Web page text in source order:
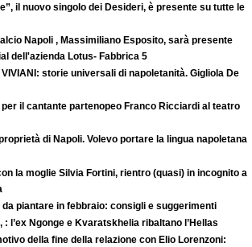
il nuovo singolo dei Desideri, è presente su tutte le
Napoli , Massimiliano Esposito, sarà presente
dell'azienda Lotus- Fabbrica 5
VIVIANI: storie universali di napoletanità. Gigliola De
per il cantante partenopeo Franco Ricciardi al teatro
di Napoli. Volevo portare la lingua napoletana
la moglie Silvia Fortini, rientro (quasi) in incognito a
piantare in febbraio: consigli e suggerimenti
: l’ex Ngonge e Kvaratskhelia ribaltano l’Hellas
della fine della relazione con Elio Lorenzoni: